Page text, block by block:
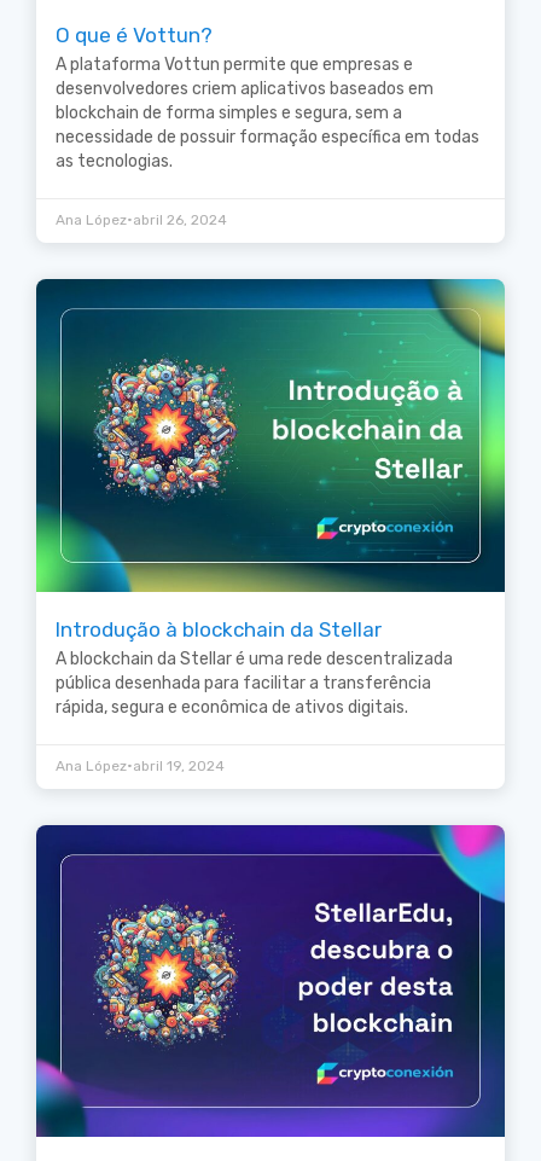
O que é Vottun?
A plataforma Vottun permite que empresas e
desenvolvedores criem aplicativos baseados em
blockchain de forma simples e segura, sem a
necessidade de possuir formação específica em todas
as tecnologias.
Ana López•abril 26, 2024
Introdução à blockchain da Stellar
A blockchain da Stellar é uma rede descentralizada
pública desenhada para facilitar a transferência
rápida, segura e econômica de ativos digitais.
Ana López•abril 19, 2024